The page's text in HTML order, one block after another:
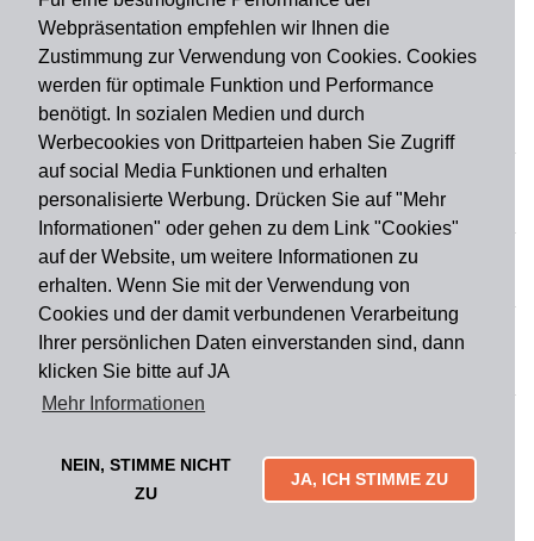
Webpräsentation empfehlen wir Ihnen die
Zustimmung zur Verwendung von Cookies. Cookies
werden für optimale Funktion und Performance
benötigt. In sozialen Medien und durch
Werbecookies von Drittparteien haben Sie Zugriff
auf social Media Funktionen und erhalten
personalisierte Werbung. Drücken Sie auf "Mehr
Informationen" oder gehen zu dem Link "Cookies"
auf der Website, um weitere Informationen zu
erhalten. Wenn Sie mit der Verwendung von
Cookies und der damit verbundenen Verarbeitung
Ihrer persönlichen Daten einverstanden sind, dann
klicken Sie bitte auf JA
Mehr Informationen
NEIN, STIMME NICHT
ZU
JA, ICH STIMME ZU
Zahlungsart
Versandart
Du findest uns auch auf
Informationen
Impressum Widerruf
Mytailor croodles